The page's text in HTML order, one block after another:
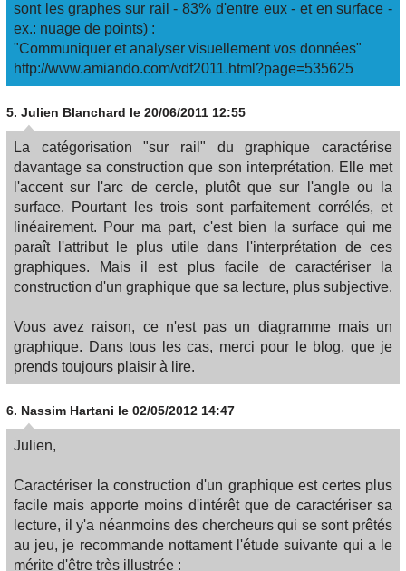
sont les graphes sur rail - 83% d'entre eux - et en surface -
ex.: nuage de points) :
"Communiquer et analyser visuellement vos données"
http://www.amiando.com/vdf2011.html?page=535625
5. Julien Blanchard le 20/06/2011 12:55
La catégorisation "sur rail" du graphique caractérise
davantage sa construction que son interprétation. Elle met
l'accent sur l'arc de cercle, plutôt que sur l'angle ou la
surface. Pourtant les trois sont parfaitement corrélés, et
linéairement. Pour ma part, c'est bien la surface qui me
paraît l'attribut le plus utile dans l'interprétation de ces
graphiques. Mais il est plus facile de caractériser la
construction d'un graphique que sa lecture, plus subjective.
Vous avez raison, ce n'est pas un diagramme mais un
graphique. Dans tous les cas, merci pour le blog, que je
prends toujours plaisir à lire.
6. Nassim Hartani le 02/05/2012 14:47
Julien,
Caractériser la construction d'un graphique est certes plus
facile mais apporte moins d'intérêt que de caractériser sa
lecture, il y'a néanmoins des chercheurs qui se sont prêtés
au jeu, je recommande nottament l'étude suivante qui a le
mérite d'être très illustrée :